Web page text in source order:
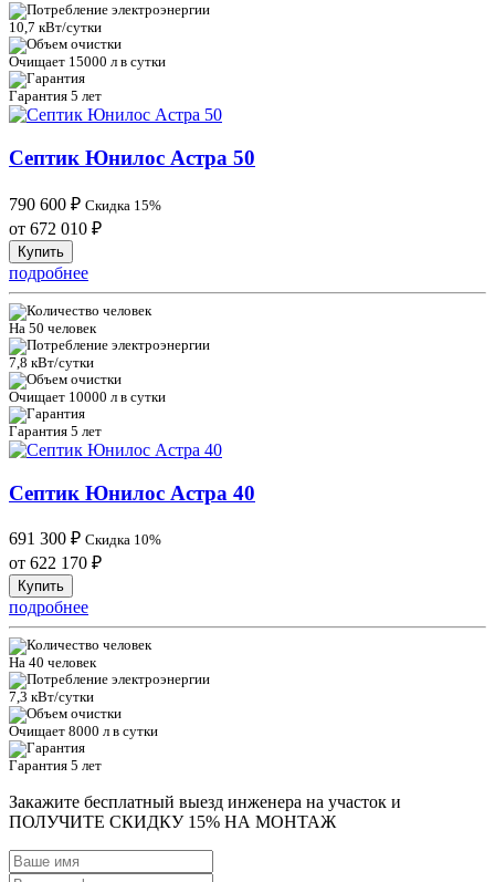
10,7 кВт/сутки
Очищает 15000 л в сутки
Гарантия 5 лет
Септик Юнилос Астра 50
790 600 ₽ Скидка 15%
от 672 010 ₽
Купить
подробнее
На 50 человек
7,8 кВт/сутки
Очищает 10000 л в сутки
Гарантия 5 лет
Септик Юнилос Астра 40
691 300 ₽ Скидка 10%
от 622 170 ₽
Купить
подробнее
На 40 человек
7,3 кВт/сутки
Очищает 8000 л в сутки
Гарантия 5 лет
Закажите бесплатный выезд инженера на участок и
ПОЛУЧИТЕ СКИДКУ 15% НА МОНТАЖ